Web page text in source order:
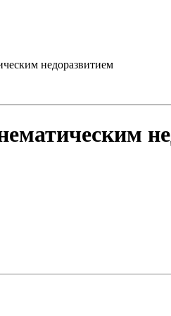
недоразвитием